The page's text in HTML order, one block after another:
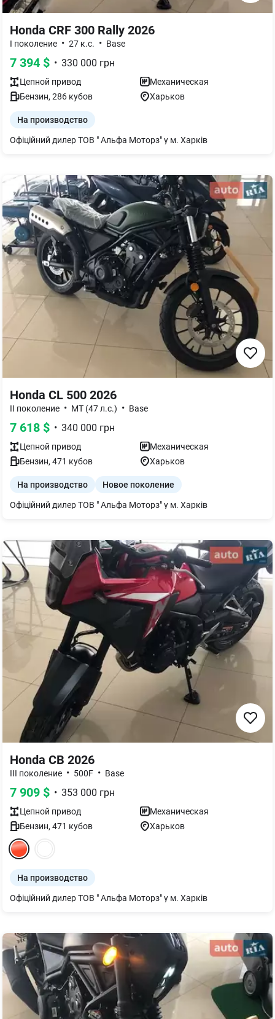
Honda CRF 300 Rally 2026
I поколение • 27 к.с. • Base
7 394 $ • 330 000 грн
Цепной привод
Механическая
Бензин, 286 кубов Харьков
На производство
Офіційний дилер ТОВ " Альфа Моторз" у м. Харків
Honda CL 500 2026
II поколение • МТ (47 л.с.) • Base
7 618 $ • 340 000 грн
Цепной привод
Механическая
Бензин, 471 кубов Харьков
На производство Новое поколение
Офіційний дилер ТОВ " Альфа Моторз" у м. Харків
Honda CB 2026
III поколение • 500F • Base
7 909 $ • 353 000 грн
Цепной привод
Механическая
Бензин, 471 кубов Харьков
На производство
Офіційний дилер ТОВ " Альфа Моторз" у м. Харків